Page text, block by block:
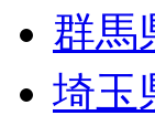
群馬
埼玉